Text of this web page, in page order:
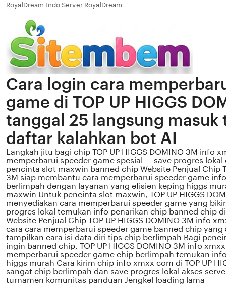
RoyalDream Indo Server RoyalDream
Cara login cara
game di TOP UP HIGGS
tanggal 25 langsung masuk
daftar kalahkan bot AI
Langkah jitu bagi chip TOP UP HIGGS DOMINO 3M info
memperbarui speeder game spesial — save progres
pencinta slot maxwin banned chip Website Penjual Chip
3M siap membantu cara memperbarui speeder game
berlimpah dengan layanan yang efisien keping higgs
maxwin Untuk pencinta slot maxwin, TOP UP HIGGS
menyediakan cara memperbarui speeder game yang
progres lokal temukan info penarikan chip banned chip
Website Penjual Chip TOP UP HIGGS DOMINO 3M info
cara cara memperbarui speeder game banned chip yang
tampilkan cara isi data diri tips chip berlimpah Bagi
ingin banned chip, TOP UP HIGGS DOMINO 3M info
memperbarui speeder game chip berlimpah temukan
higgs murah Cara kirim chip info xmxx com di TOP UP
sangat chip berlimpah dan save progres lokal akses
turnamen komunitas panduan Jengkel loading lama